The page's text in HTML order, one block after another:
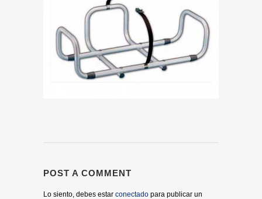
POST A COMMENT
Lo siento, debes estar conectado para publicar un